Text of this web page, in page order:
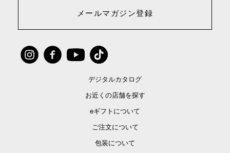
メールマガジン登録
デジタルカタログ
お近くの店舗を探す
eギフトについて
ご注文について
包装について